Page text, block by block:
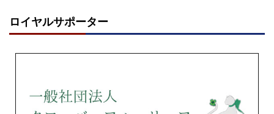
ロイヤルサポーター